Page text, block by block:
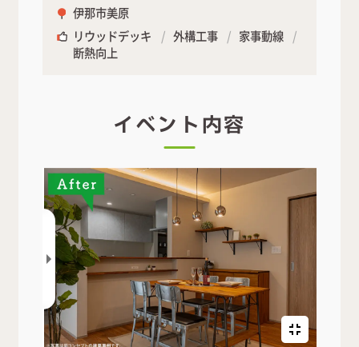
伊那市美原
リウッドデッキ
外構工事
家事動線
断熱向上
イベント内容